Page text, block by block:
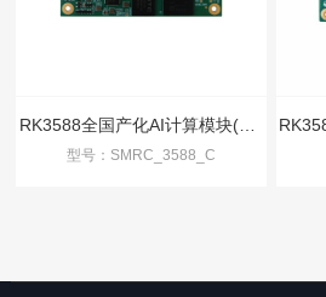
RK3588全国产化AI计算模块(SMARC)
型号：SMRC_3588_C